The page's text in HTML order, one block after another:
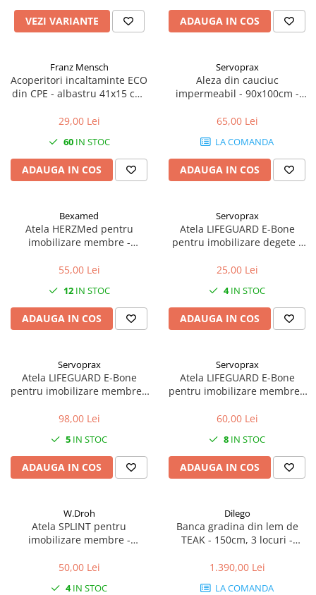
VEZI VARIANTE ADAUGA IN COS
Franz Mensch
Acoperitori incaltaminte ECO
din CPE - albastru 41x15 cm,
buc
29,00 Lei
60IN STOC
ADAUGA IN COS
Servoprax
Aleza din cauciuc
impermeabil - 90x100cm -
65,00 Lei
LA COMANDA
ADAUGA IN COS
Bexamed
Atela HERZMed pentru
imobilizare membre -
radio-transparenta - rola
55,00 Lei
12IN STOC
ADAUGA IN COS
Servoprax
Atela LIFEGUARD E-Bone
pentru imobilizare degete -
radio-transparenta - 5x11 cm
25,00 Lei
4IN STOC
ADAUGA IN COS
Servoprax
Atela LIFEGUARD E-Bone
pentru imobilizare membre -
radio-transparenta - rola
98,00 Lei
5 IN STOC
ADAUGA IN COS
Servoprax
Atela LIFEGUARD E-Bone
pentru imobilizare membre -
radio-transparenta - rola
60,00 Lei
8 IN STOC
ADAUGA IN COS
W.Droh
Atela SPLINT pentru
imobilizare membre -
radio-transparenta - rola
50,00 Lei
4IN STOC
Dilego
Banca gradina din lem de
TEAK - 150cm, 3 locuri -
1.390,00 Lei
LA COMANDA